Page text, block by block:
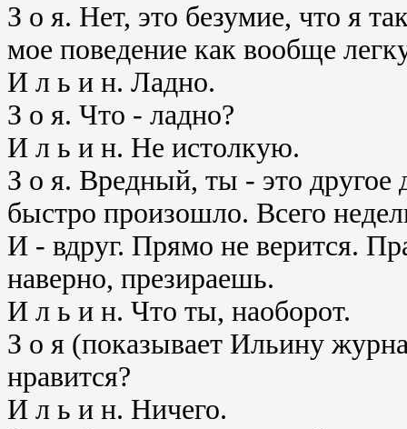
З о я. Нет, это безумие, что я
мое поведение как вообще
И л ь и н. Ладно.
З о я. Что - ладно?
И л ь и н. Не истолкую.
З о я. Вредный, ты - это другое
быстро произошло. Всего
И - вдруг. Прямо не верится.
наверно, презираешь.
И л ь и н. Что ты, наоборот.
З о я (показывает Ильину
нравится?
И л ь и н. Ничего.